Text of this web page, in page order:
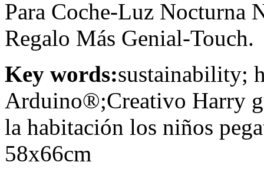
Para Coche-Luz Nocturna
Regalo Más Genial-Touch.
Key words:sustainability;
Arduino®;Creativo Harry
la habitación los niños
58x66cm